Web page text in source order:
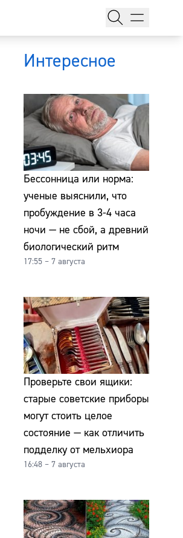
Интересное
Бессонница или норма:
ученые выяснили, что
пробуждение в 3-4 часа
ночи — не сбой, а древний
биологический ритм
17:55 – 7 августа
Проверьте свои ящики:
старые советские приборы
могут стоить целое
состояние — как отличить
подделку от мельхиора
16:48 – 7 августа